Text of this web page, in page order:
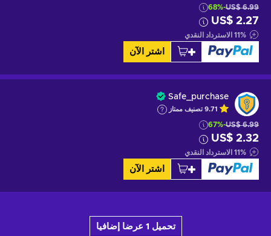
US$ 6.99
-68%
US$ 2.27
11% الاسترداد النقدي
اشتر الآن
Safe_purchase
9.71 تصنيف ممتاز
US$ 6.99
-67%
US$ 2.32
11% الاسترداد النقدي
اشتر الآن
تحميل 1 عرضا إضافيا